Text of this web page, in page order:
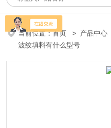
当前位置：首页 > 产品中心
波纹填料有什么型号